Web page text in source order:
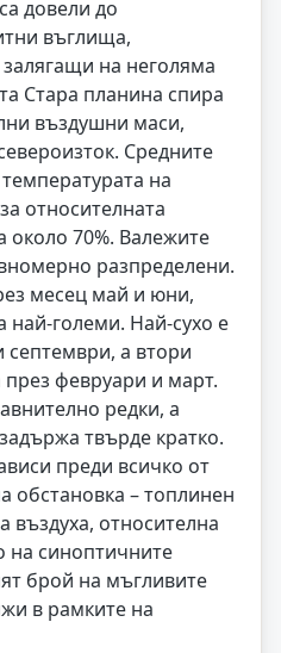
довели до
въглища,
на неголяма
Стара планина спира
въздушни маси,
Средните
на
относителната
около 70%. Валежите
разпределени.
месец май и юни,
най-големи. Най-сухо е
септември, а втори
февруари и март.
редки, а
твърде кратко.
преди всичко от
обстановка – топлинен
въздуха, относителна
на синоптичните
брой на мъгливите
в рамките на